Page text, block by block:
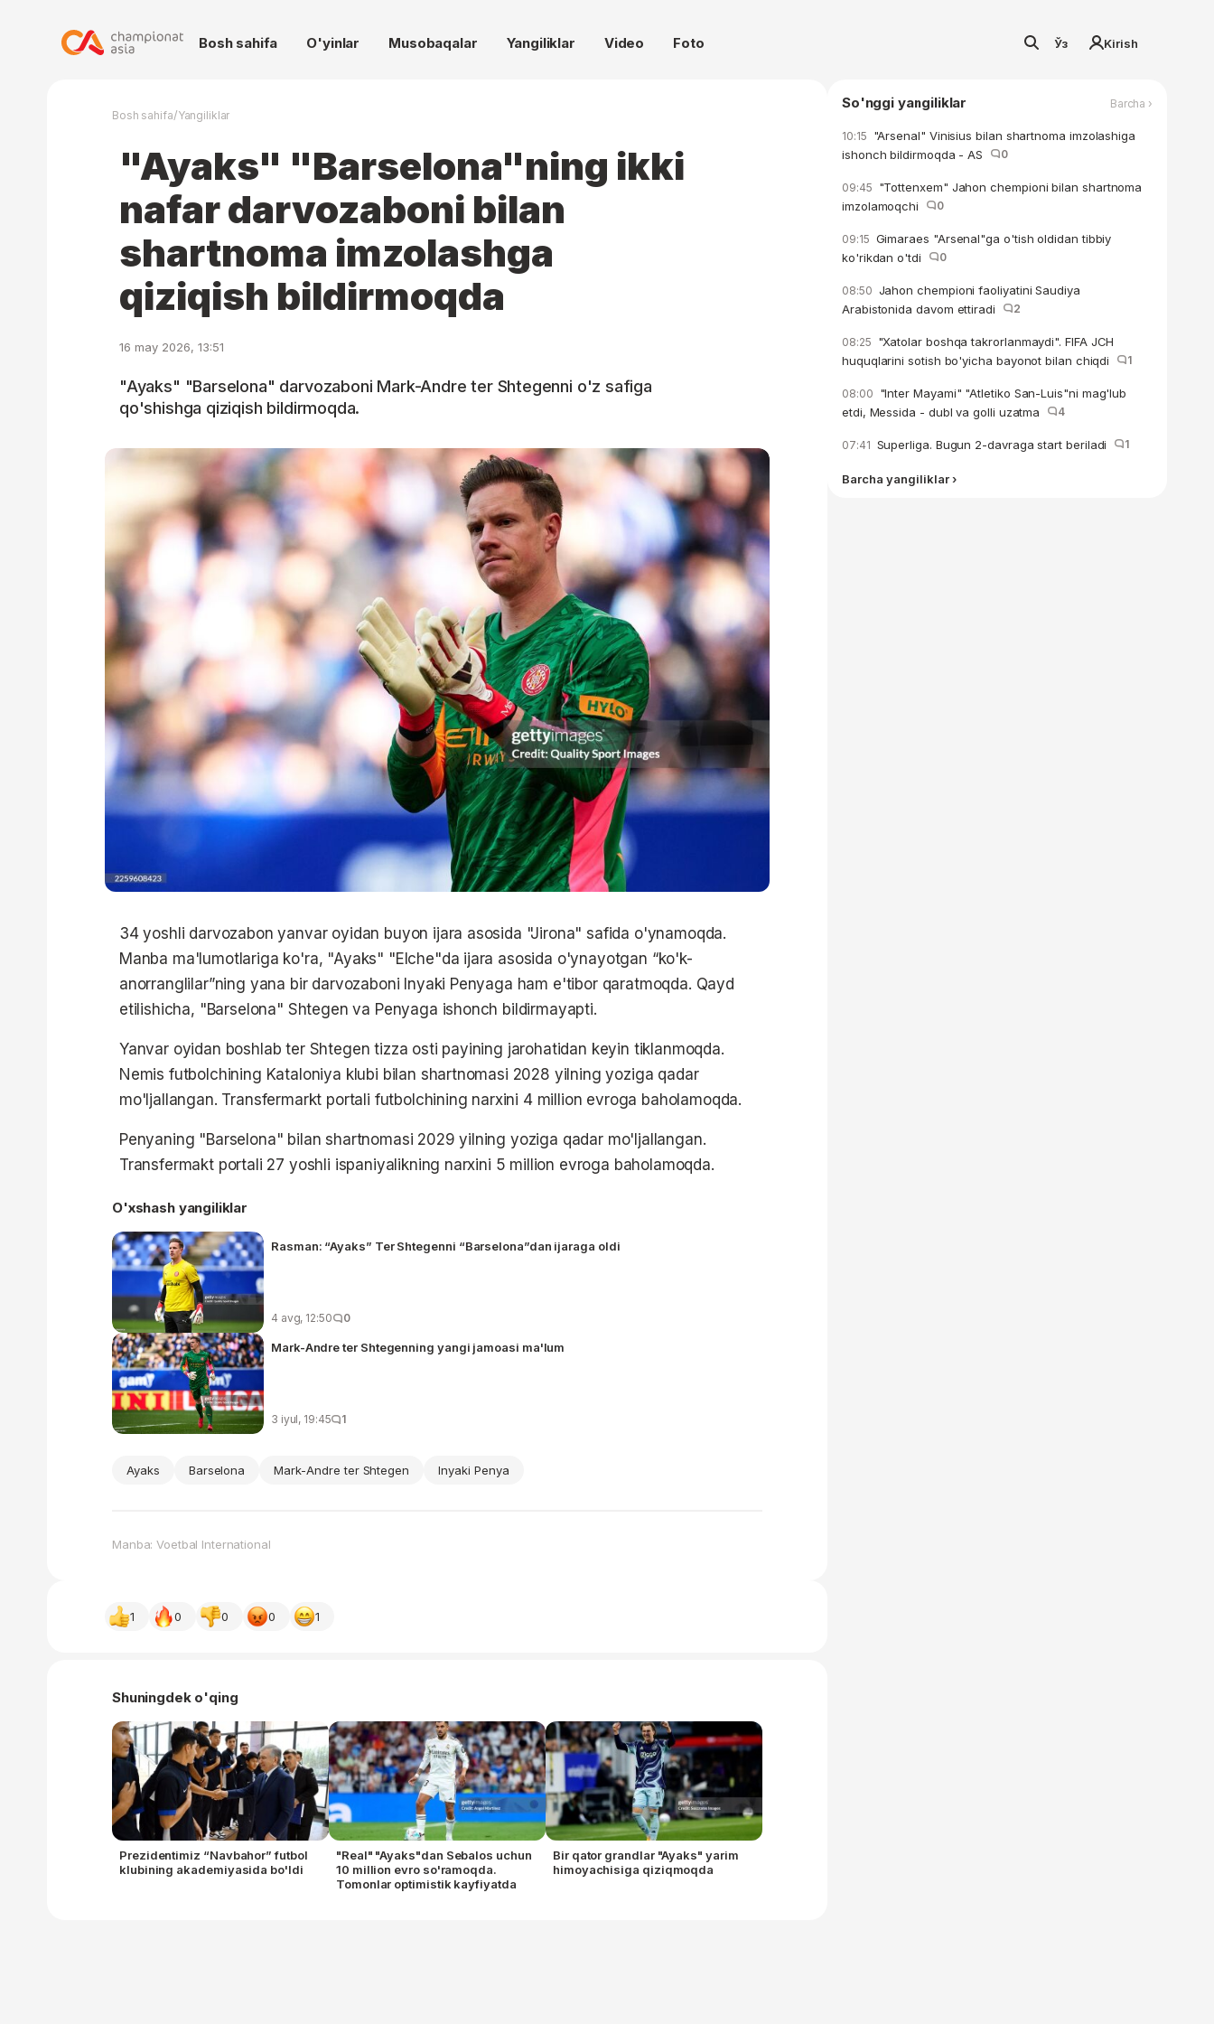
Bosh sahifa O'yinlar Musobaqalar Yangiliklar Video Foto Ўз Kirish
Bosh sahifa/Yangiliklar
"Ayaks" "Barselona"ning ikki
nafar darvozaboni bilan
shartnoma imzolashga
qiziqish bildirmoqda
16 may 2026, 13:51
"Ayaks" "Barselona" darvozaboni Mark-Andre ter Shtegenni o'z safiga
qo'shishga qiziqish bildirmoqda.
34 yoshli darvozabon yanvar oyidan buyon ijara asosida "Jirona" safida o'ynamoqda.
Manba ma'lumotlariga ko'ra, "Ayaks" "Elche"da ijara asosida o'ynayotgan “ko'k-
anorranglilar”ning yana bir darvozaboni Inyaki Penyaga ham e'tibor qaratmoqda. Qayd
etilishicha, "Barselona" Shtegen va Penyaga ishonch bildirmayapti.
Yanvar oyidan boshlab ter Shtegen tizza osti payining jarohatidan keyin tiklanmoqda.
Nemis futbolchining Kataloniya klubi bilan shartnomasi 2028 yilning yoziga qadar
mo'ljallangan. Transfermarkt portali futbolchining narxini 4 million evroga baholamoqda.
Penyaning "Barselona" bilan shartnomasi 2029 yilning yoziga qadar mo'ljallangan.
Transfermakt portali 27 yoshli ispaniyalikning narxini 5 million evroga baholamoqda.
O'xshash yangiliklar
Rasman: “Ayaks” Ter Shtegenni “Barselona”dan ijaraga oldi
4 avg, 12:50 0
Mark-Andre ter Shtegenning yangi jamoasi ma'lum
3 iyul, 19:45 1
Ayaks Barselona Mark-Andre ter Shtegen Inyaki Penya
Manba: Voetbal International
1 0 0 0 1
Shuningdek o'qing
Prezidentimiz “Navbahor” futbol
klubining akademiyasida bo'ldi
"Real" "Ayaks"dan Sebalos uchun
10 million evro so'ramoqda.
Tomonlar optimistik kayfiyatda
Bir qator grandlar "Ayaks" yarim
himoyachisiga qiziqmoqda
So'nggi yangiliklar Barcha ›
10:15 "Arsenal" Vinisius bilan shartnoma imzolashiga
ishonch bildirmoqda - AS
0
09:45 "Tottenxem" Jahon chempioni bilan shartnoma
imzolamoqchi
0
09:15 Gimaraes "Arsenal"ga o'tish oldidan tibbiy
ko'rikdan o'tdi
0
08:50 Jahon chempioni faoliyatini Saudiya
Arabistonida davom ettiradi
2
08:25 "Xatolar boshqa takrorlanmaydi". FIFA JCH
huquqlarini sotish bo'yicha bayonot bilan chiqdi
1
08:00 "Inter Mayami" "Atletiko San-Luis"ni mag'lub
etdi, Messida - dubl va golli uzatma
4
07:41 Superliga. Bugun 2-davraga start beriladi 1
Barcha yangiliklar ›